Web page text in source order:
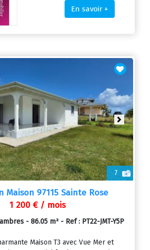
En savoir +
7
Next
Maison 97115 Sainte Rose
1 200 € / mois
- 86.05 m² - Ref : PT22-JMT-Y5P
Maison T3 avec Vue Mer et